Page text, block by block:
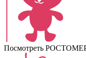
Посмотреть